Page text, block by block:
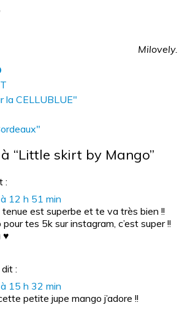
Milovely.
la CELLUBLUE"
“Little skirt by Mango”
:
12 h 51 min
est superbe et te va très bien !!
tes 5k sur instagram, c’est super !!
♥
dit :
15 h 32 min
petite jupe mango j’adore !!